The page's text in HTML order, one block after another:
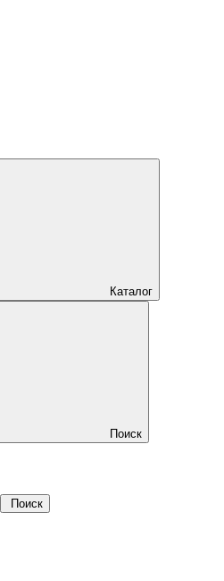
Каталог
Поиск
Поиск